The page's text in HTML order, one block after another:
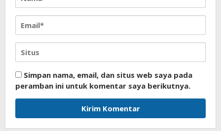
Simpan nama, email, dan situs web saya pada
peramban ini untuk komentar saya berikutnya.